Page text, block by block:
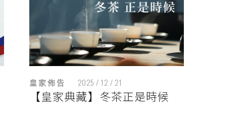
皇家佈告 2025 / 12 / 21
【皇家典藏】冬茶正是時候